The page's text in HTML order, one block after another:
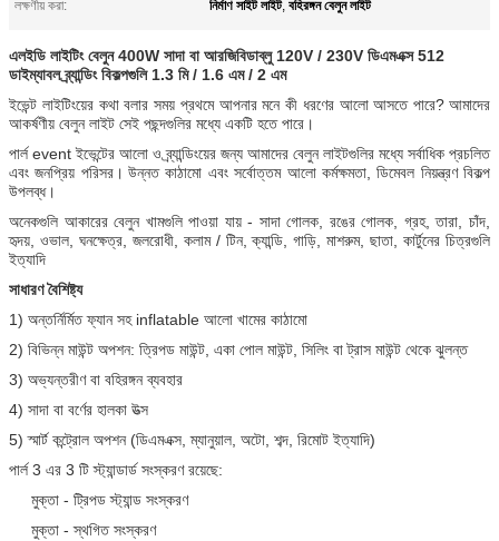
লক্ষণীয় করা:
নির্মাণ সাইট লাইট, বহিরঙ্গন বেলুন লাইট
এলইডি লাইটিং বেলুন 400W সাদা বা আরজিবিডাব্লু 120V / 230V ডিএমএক্স 512
ডাইম্যাবল ব্র্যান্ডিং বিকল্পগুলি 1.3 মি / 1.6 এম / 2 এম
ইভেন্ট লাইটিংয়ের কথা বলার সময় প্রথমে আপনার মনে কী ধরণের আলো আসতে পারে? আমাদের
আকর্ষণীয় বেলুন লাইট সেই পছন্দগুলির মধ্যে একটি হতে পারে।
পার্ল event ইভেন্টের আলো ও ব্র্যান্ডিংয়ের জন্য আমাদের বেলুন লাইটগুলির মধ্যে সর্বাধিক প্রচলিত
এবং জনপ্রিয় পরিসর। উন্নত কাঠামো এবং সর্বোত্তম আলো কর্মক্ষমতা, ডিমেবল নিয়ন্ত্রণ বিকল্প
উপলব্ধ।
অনেকগুলি আকারের বেলুন খামগুলি পাওয়া যায় - সাদা গোলক, রঙের গোলক, গ্রহ, তারা, চাঁদ,
হৃদয়, ওভাল, ঘনক্ষেত্র, জলরোধী, কলাম / টিন, ক্যান্ডি, গাড়ি, মাশরুম, ছাতা, কার্টুনের চিত্রগুলি
ইত্যাদি
সাধারণ বৈশিষ্ট্য
1) অন্তর্নির্মিত ফ্যান সহ inflatable আলো খামের কাঠামো
2) বিভিন্ন মাউন্ট অপশন: ত্রিপড মাউন্ট, একা পোল মাউন্ট, সিলিং বা ট্রাস মাউন্ট থেকে ঝুলন্ত
3) অভ্যন্তরীণ বা বহিরঙ্গন ব্যবহার
4) সাদা বা বর্ণের হালকা উত্স
5) স্মার্ট কন্ট্রোল অপশন (ডিএমএক্স, ম্যানুয়াল, অটো, শব্দ, রিমোট ইত্যাদি)
পার্ল 3 এর 3 টি স্ট্যান্ডার্ড সংস্করণ রয়েছে:
মুক্তা - ট্রিপড স্ট্যান্ড সংস্করণ
মুক্তা - স্থগিত সংস্করণ